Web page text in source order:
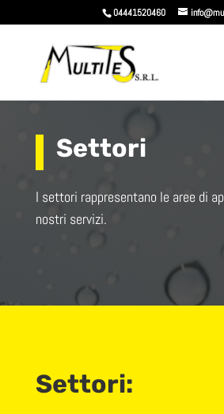
04441520460
Settori
I settori rappresentano le aree di
nostri servizi.
Settori: